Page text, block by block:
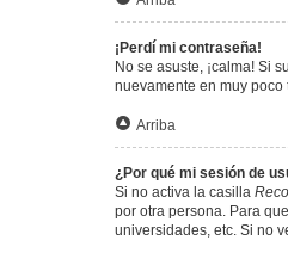
¡Perdí mi contraseña!
No se asuste, ¡calma! Si
nuevamente en muy poco
Arriba
¿Por qué mi sesión de
Si no activa la casilla
por otra persona. Para
universidades, etc. Si no